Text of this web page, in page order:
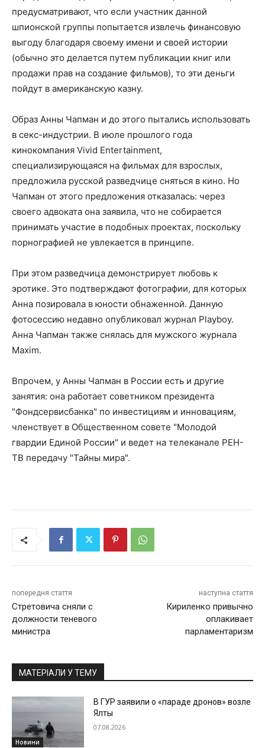
предусматривают, что если участник данной
шпионской группы попытается извлечь финансовую
выгоду благодаря своему имени и своей истории
(обычно это делается путем публикации книг или
продажи прав на создание фильмов), то эти деньги
пойдут в американскую казну.
Образ Анны Чапман и до этого пытались использовать
в секс-индустрии. В июле прошлого года
кинокомпания Vivid Entertainment,
специализирующаяся на фильмах для взрослых,
предложила русской разведчице сняться в кино. Но
Чапман от этого предложения отказалась: через
своего адвоката она заявила, что не собирается
принимать участие в подобных проектах, поскольку
порнографией не увлекается в принципе.
При этом разведчица демонстрирует любовь к
эротике. Это подтверждают фотографии, для которых
Анна позировала в юности обнаженной. Данную
фотосессию недавно опубликовал журнал Playboy.
Анна Чапман также снялась для мужского журнала
Maxim.
Впрочем, у Анны Чапман в России есть и другие
занятия: она работает советником президента
"Фондсервисбанка" по инвестициям и инновациям,
членствует в Общественном совете "Молодой
гвардии Единой России" и ведет на телеканале РЕН-
ТВ передачу "Тайны мира".
попередня стаття
Стретовича сняли с
должности теневого
министра
наступна стаття
Кириленко привычно
оплакивает
парламентаризм
МАТЕРІАЛИ У ТЕМУ
Новини
В ГУР заявили о «параде дронов» возле
Ялты
07.08.2026